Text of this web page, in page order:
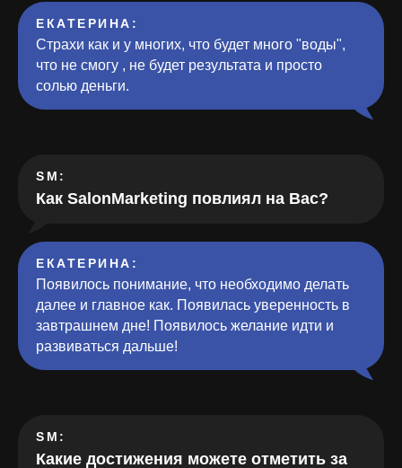
ЕКАТЕРИНА :
Страхи как и у многих, что будет много "воды",
что не смогу , не будет результата и просто
солью деньги.
SM:
Как SalonMarketing повлиял на Вас?
ЕКАТЕРИНА :
Появилось понимание, что необходимо делать
далее и главное как. Появилась уверенность в
завтрашнем дне! Появилось желание идти и
развиваться дальше!
SM:
Какие достижения можете отметить за